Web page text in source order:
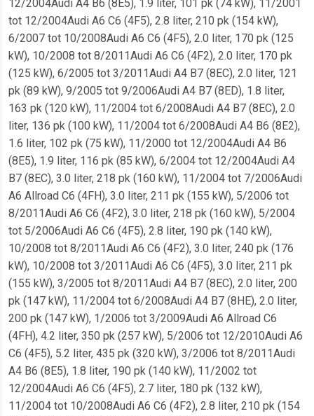
12/2004Audi A4 B6 (8E5), 1.9 liter, 101 pk (74 kW), 11/2001
tot 12/2004Audi A6 C6 (4F5), 2.8 liter, 210 pk (154 kW),
6/2007 tot 10/2008Audi A6 C6 (4F5), 2.0 liter, 170 pk (125
kW), 10/2008 tot 8/2011Audi A6 C6 (4F2), 2.0 liter, 170 pk
(125 kW), 6/2005 tot 3/2011Audi A4 B7 (8EC), 2.0 liter, 121
pk (89 kW), 9/2005 tot 9/2006Audi A4 B7 (8ED), 1.8 liter,
163 pk (120 kW), 11/2004 tot 6/2008Audi A4 B7 (8EC), 2.0
liter, 136 pk (100 kW), 11/2004 tot 6/2008Audi A4 B6 (8E2),
1.6 liter, 102 pk (75 kW), 11/2000 tot 12/2004Audi A4 B6
(8E5), 1.9 liter, 116 pk (85 kW), 6/2004 tot 12/2004Audi A4
B7 (8EC), 3.0 liter, 218 pk (160 kW), 11/2004 tot 7/2006Audi
A6 Allroad C6 (4FH), 3.0 liter, 211 pk (155 kW), 5/2006 tot
8/2011Audi A6 C6 (4F2), 3.0 liter, 218 pk (160 kW), 5/2004
tot 5/2006Audi A6 C6 (4F5), 2.8 liter, 190 pk (140 kW),
10/2008 tot 8/2011Audi A6 C6 (4F2), 3.0 liter, 240 pk (176
kW), 10/2008 tot 3/2011Audi A6 C6 (4F5), 3.0 liter, 211 pk
(155 kW), 3/2005 tot 8/2011Audi A4 B7 (8EC), 2.0 liter, 200
pk (147 kW), 11/2004 tot 6/2008Audi A4 B7 (8HE), 2.0 liter,
200 pk (147 kW), 1/2006 tot 3/2009Audi A6 Allroad C6
(4FH), 4.2 liter, 350 pk (257 kW), 5/2006 tot 12/2010Audi A6
C6 (4F5), 5.2 liter, 435 pk (320 kW), 3/2006 tot 8/2011Audi
A4 B6 (8E5), 1.8 liter, 190 pk (140 kW), 11/2002 tot
12/2004Audi A6 C6 (4F5), 2.7 liter, 180 pk (132 kW),
11/2004 tot 10/2008Audi A6 C6 (4F2), 2.8 liter, 210 pk (154